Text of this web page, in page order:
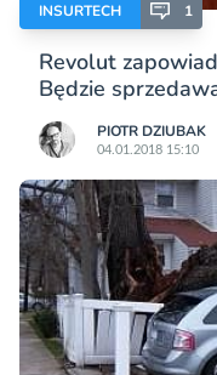
INSURTECH 1
Revolut
Będzie
PIOTR DZIUBAK
04.01.2018 15:10